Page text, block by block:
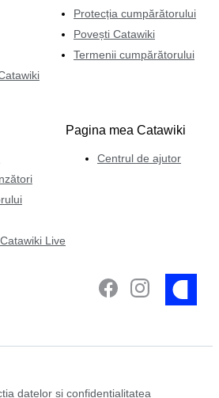
Protecția cumpărătorului
Povești Catawiki
Termenii cumpărătorului
Live
Pagina mea Catawiki
Centrul de ajutor
datelor și confidențialitatea